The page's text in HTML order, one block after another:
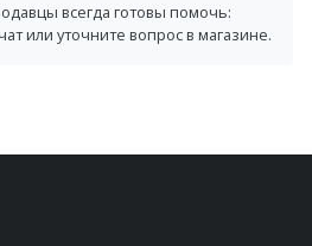
всегда готовы помочь:
или уточните вопрос в магазине.